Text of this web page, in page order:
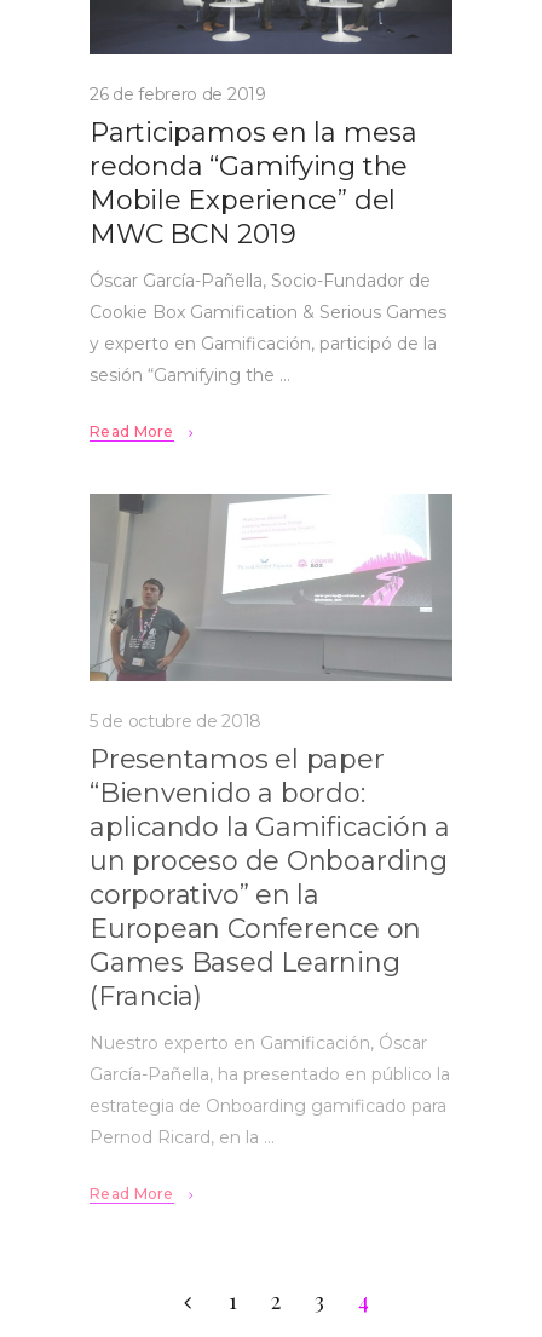
26 de febrero de 2019
Participamos en la mesa
redonda “Gamifying the
Mobile Experience” del
MWC BCN 2019
Óscar García-Pañella, Socio-Fundador de
Cookie Box Gamification & Serious Games
y experto en Gamificación, participó de la
sesión “Gamifying the
Read More
5 de octubre de 2018
Presentamos el paper
“Bienvenido a bordo:
aplicando la Gamificación a
un proceso de Onboarding
corporativo” en la
European Conference on
Games Based Learning
(Francia)
Nuestro experto en Gamificación, Óscar
García-Pañella, ha presentado en público la
estrategia de Onboarding gamificado para
Pernod Ricard, en la
Read More
1 2 3 4